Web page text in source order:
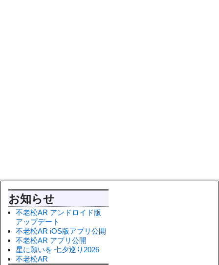
お知らせ
不老松AR アンドロイド版
アップデート
不老松AR iOS版アプリ公開
不老松AR アプリ公開
星に願いを 七夕巡り2026
不老松AR